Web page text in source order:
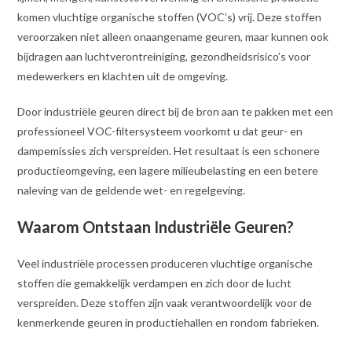
komen vluchtige organische stoffen (VOC’s) vrij. Deze stoffen
veroorzaken niet alleen onaangename geuren, maar kunnen ook
bijdragen aan luchtverontreiniging, gezondheidsrisico’s voor
medewerkers en klachten uit de omgeving.
Door industriële geuren direct bij de bron aan te pakken met een
professioneel VOC-filtersysteem voorkomt u dat geur- en
dampemissies zich verspreiden. Het resultaat is een schonere
productieomgeving, een lagere milieubelasting en een betere
naleving van de geldende wet- en regelgeving.
Waarom Ontstaan Industriële Geuren?
Veel industriële processen produceren vluchtige organische
stoffen die gemakkelijk verdampen en zich door de lucht
verspreiden. Deze stoffen zijn vaak verantwoordelijk voor de
kenmerkende geuren in productiehallen en rondom fabrieken.